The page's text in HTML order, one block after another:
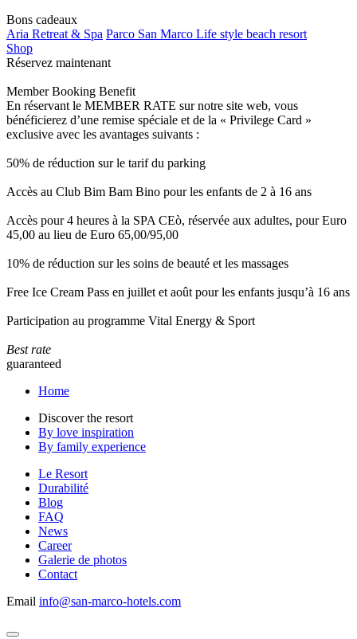
Bons cadeaux
Aria Retreat & Spa Parco San Marco Life style beach resort
Shop
Réservez maintenant
Member Booking Benefit
En réservant le MEMBER RATE sur notre site web, vous
bénéficierez d’une remise spéciale et de la « Privilege Card »
exclusive avec les avantages suivants :
50% de réduction sur le tarif du parking
Accès au Club Bim Bam Bino pour les enfants de 2 à 16 ans
Accès pour 4 heures à la SPA CEò, réservée aux adultes, pour Euro
45,00 au lieu de Euro 65,00/95,00
10% de réduction sur les soins de beauté et les massages
Free Ice Cream Pass en juillet et août pour les enfants jusqu’à 16 ans
Participation au programme Vital Energy & Sport
Best rate
guaranteed
Home
Discover the resort
By love inspiration
By family experience
Le Resort
Durabilité
Blog
FAQ
News
Career
Galerie de photos
Contact
Email info@san-marco-hotels.com